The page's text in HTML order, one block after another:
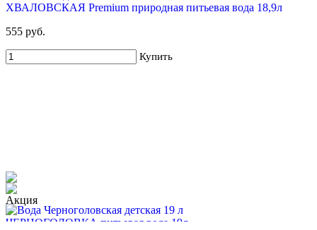
ХВАЛОВСКАЯ Premium природная питьевая вода 18,9л
555 руб.
Купить
ЧЕРНОГОЛОВКА питьевая вода 19л